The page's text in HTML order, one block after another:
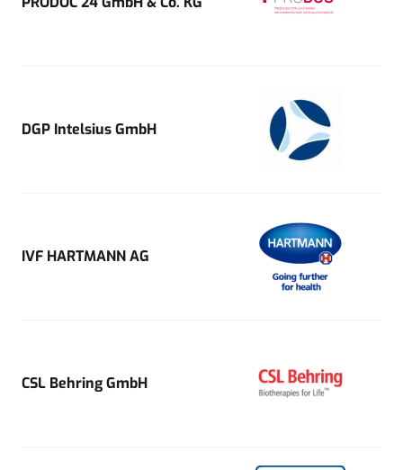
DGP Intelsius GmbH
IVF HARTMANN AG
CSL Behring GmbH